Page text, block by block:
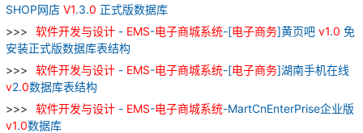
SHOP网店 V1.3.0 正式版数据库
软件开发与设计 - EMS-电子商城系统-[电子商务]黄页吧 v1.0 免
安装正式版数据库表结构
软件开发与设计 - EMS-电子商城系统-[电子商务]湖南手机在线
v2.0数据库表结构
软件开发与设计 - EMS-电子商城系统-MartCnEnterPrise企业版
v1.0数据库